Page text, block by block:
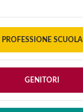
PROFESSIONE SCUOLA
GENITORI